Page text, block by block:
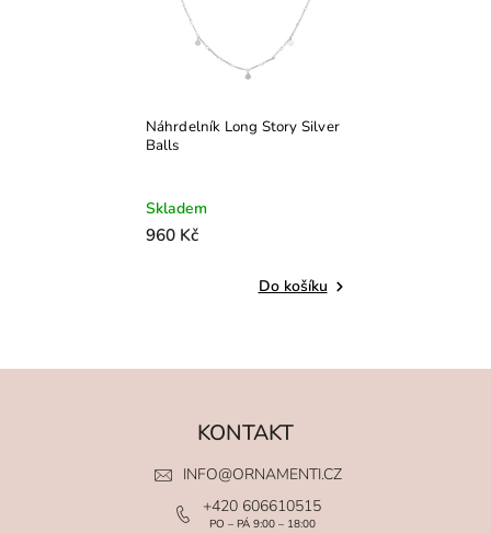
Náhrdelník Long Story Silver
Balls
Skladem
960 Kč
Do košíku
KONTAKT
INFO@ORNAMENTI.CZ
+420 606610515
PO – PÁ 9:00 – 18:00